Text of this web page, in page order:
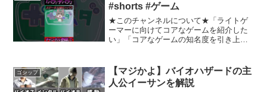
#shorts #ゲーム
★このチャンネルについて★「ライトゲ
ーマーに向けてコアなゲームを紹介した
い」「コアなゲームの知名度を引き上げ
ームの紹介をしていきます！長所だけで
はなく、短所もしっかりお...
ゴシップ
【マジかよ】バイオハザードの主
人公イーサンを解説